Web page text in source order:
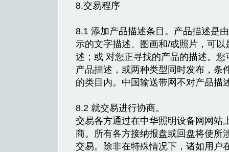
8.交易程序
8.1 添加产品描述条目。产品描述是
示的文字描述、图画和/或照片，可
述；或 对您正寻找的产品的描述。
产品描述，或两种类型同时发布，条
的类目内。中国输送带网不对产品描
8.2 就交易进行协商。
交易各方通过在中华照明设备网网站
商。所有各方接纳报盘或回盘将使所
交易。除非在特殊情况下，诸如用户